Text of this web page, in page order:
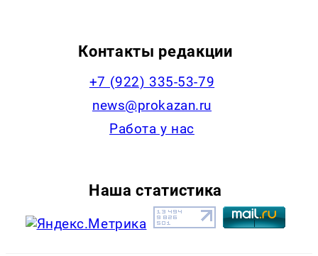
Контакты редакции
+7 (922) 335-53-79
news@prokazan.ru
Работа у нас
Наша статистика